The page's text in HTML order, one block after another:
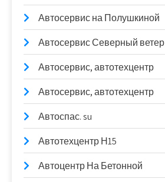
Автосервис на Полушкиной
Автосервис Северный ветер
Автосервис, автотехцентр
Автосервис, автотехцентр
Автоспас. su
Автотехцентр Н15
Автоцентр На Бетонной